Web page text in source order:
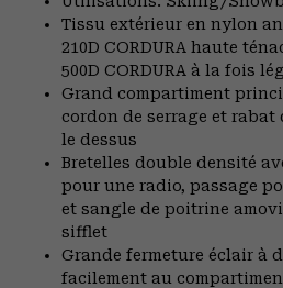
Tissu extérieur en nylon
210D CORDURA haute
500D CORDURA à la fois
Grand compartiment
cordon de serrage et rabat
le dessus
Bretelles double densité
pour une radio, passage
et sangle de poitrine
sifflet
Grande fermeture éclair à
facilement au